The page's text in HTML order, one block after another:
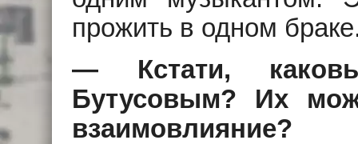
прожить в одном
— Кстати,
Бутусовым? Их
взаимовлияние?